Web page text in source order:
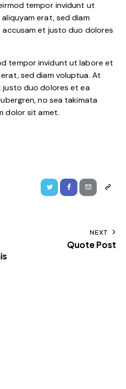
tempor invidunt ut
erat, sed diam
et justo duo dolores
tempor invidunt ut labore et
sed diam voluptua. At
justo duo dolores et ea
no sea takimata
dolor sit amet.
NEXT
Quote Post